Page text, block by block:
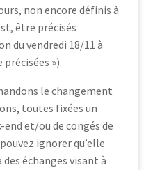
non encore définis à
être précisés
du vendredi 18/11 à
»).
le changement
toutes fixées un
et/ou de congés de
ignorer qu’elle
des échanges visant à